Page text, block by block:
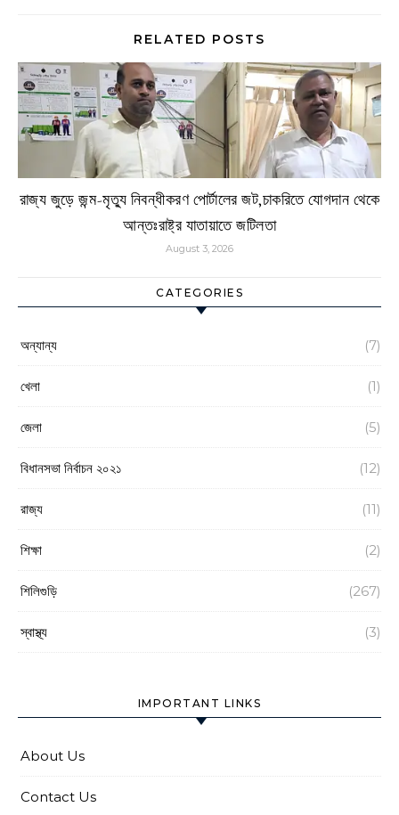
RELATED POSTS
রাজ্য জুড়ে জন্ম-মৃত্যু নিবন্ধীকরণ পোর্টালের জট,চাকরিতে যোগদান থেকে
আন্তঃরাষ্ট্র যাতায়াতে জটিলতা
August 3, 2026
CATEGORIES
অন্যান্য (7)
খেলা (1)
জেলা (5)
বিধানসভা নির্বাচন ২০২১ (12)
রাজ্য (11)
শিক্ষা (2)
শিলিগুড়ি (267)
স্বাস্থ্য (3)
IMPORTANT LINKS
About Us
Contact Us